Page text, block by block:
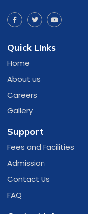
Quick LInks
Home
About us
Careers
Gallery
Support
Fees and Facilities
Admission
Contact Us
FAQ